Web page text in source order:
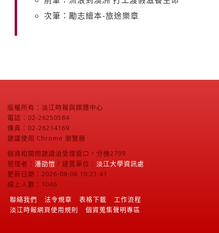
次筆：勵志繪本-旅途樂章
版權所有：淡江時報與媒體中心
電話：02-26250584
傳真：02-26214169
建議使用 Chrome 瀏覽器
個資相關問題請洽受理窗口，分機2799
管理者： 潘劭愷 / 建置單位： 淡江大學資訊處
更新日期：2026-08-06 10:21:43
線上人數：1046
聯絡我們
法令規章 表格下載
工作流程
淡江時報網頁使用規則
個資蒐集聲明專區